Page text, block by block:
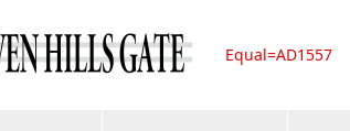
Equal=AD1557